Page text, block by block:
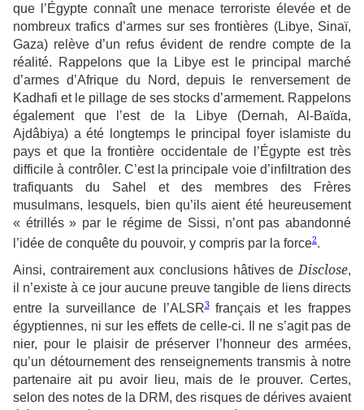
que l’Égypte connaît une menace terroriste élevée et de
nombreux trafics d’armes sur ses frontières (Libye, Sinaï,
Gaza) relève d’un refus évident de rendre compte de la
réalité. Rappelons que la Libye est le principal marché
d’armes d’Afrique du Nord, depuis le renversement de
Kadhafi et le pillage de ses stocks d’armement. Rappelons
également que l’est de la Libye (Dernah, Al-Baïda,
Ajdâbiya) a été longtemps le principal foyer islamiste du
pays et que la frontière occidentale de l’Égypte est très
difficile à contrôler. C’est la principale voie d’infiltration des
trafiquants du Sahel et des membres des Frères
musulmans, lesquels, bien qu’ils aient été heureusement
« étrillés » par le régime de Sissi, n’ont pas abandonné
l’idée de conquête du pouvoir, y compris par la force2.
Ainsi, contrairement aux conclusions hâtives de Disclose,
il n’existe à ce jour aucune preuve tangible de liens directs
entre la surveillance de l’ALSR3français et les frappes
égyptiennes, ni sur les effets de celle-ci. Il ne s’agit pas de
nier, pour le plaisir de préserver l’honneur des armées,
qu’un détournement des renseignements transmis à notre
partenaire ait pu avoir lieu, mais de le prouver. Certes,
selon des notes de la DRM, des risques de dérives avaient